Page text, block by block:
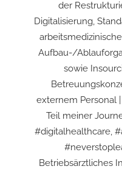
der
Digitalisierung,
Aufbau-/
sowie
externem Personal
Teil meiner
#digitalhealthcare,
Betriebsärztliches